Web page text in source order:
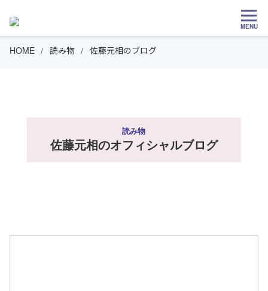
MENU
HOME 読み物 佐藤元相のブログ
読み物
佐藤元相のオフィシャルブログ